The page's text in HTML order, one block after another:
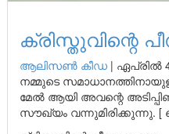
ക്രിസ്തുവിന്റെ
ആലിസണ്‍ കീഡ | ഏപ്രിൽ
നമ്മുടെ
മേൽ ആയി അവന്റെ
സൗഖ്യം വന്നുമിരിക്കുന്നു. [